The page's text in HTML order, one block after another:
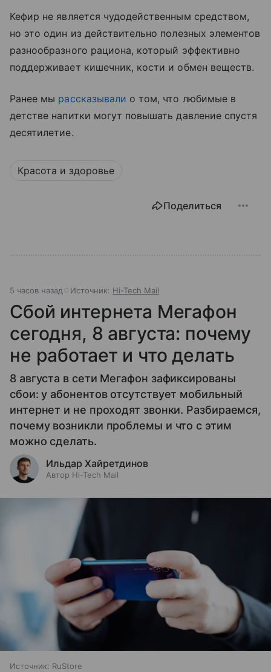
Кефир не является чудодейственным средством,
но это один из действительно полезных элементов
разнообразного рациона, который эффективно
поддерживает кишечник, кости и обмен веществ.
Ранее мы рассказывали о том, что любимые в
детстве напитки могут повышать давление спустя
десятилетие.
Красота и здоровье
Поделиться
5 часов назад Источник: Hi-Tech Mail
Сбой интернета Мегафон
сегодня, 8 августа: почему
не работает и что делать
8 августа в сети Мегафон зафиксированы
сбои: у абонентов отсутствует мобильный
интернет и не проходят звонки. Разбираемся,
почему возникли проблемы и что с этим
можно сделать.
Ильдар Хайретдинов
Автор Hi-Tech Mail
Источник: RuStore